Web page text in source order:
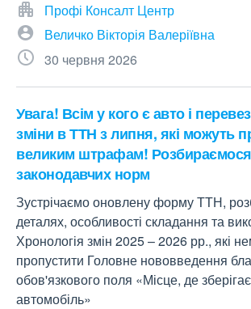
Профі Консалт Центр
Величко Вікторія Валеріївна
30 червня 2026
Увага! Всім у кого є авто і
зміни в ТТН з липня, які можуть
великим штрафам!
законодавчих норм
Зустрічаємо оновлену форму ТТН,
деталях, особливості складання та
Хронологія змін 2025 – 2026 рр., які
пропустити Головне нововведення
обов'язкового поля «Місце, де
автомобіль»